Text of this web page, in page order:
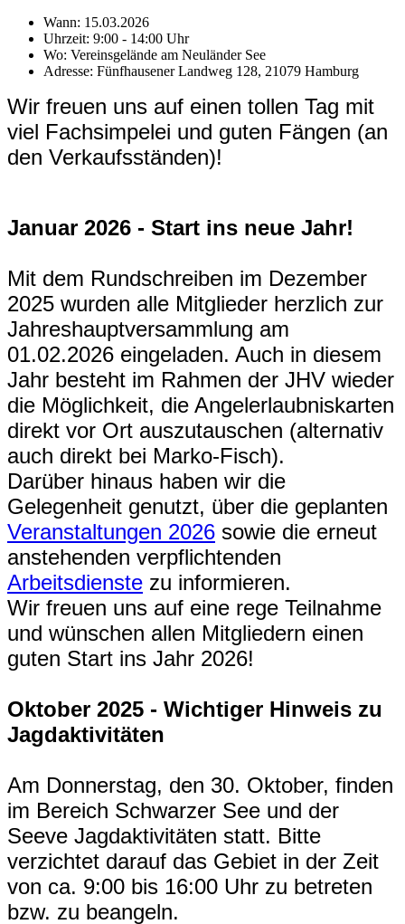
Wann: 15.03.2026
Uhrzeit: 9:00 - 14:00 Uhr
Wo: Vereinsgelände am Neuländer See
Adresse: Fünfhausener Landweg 128, 21079 Hamburg
Wir freuen uns auf einen tollen Tag mit
viel Fachsimpelei und guten Fängen (an
den Verkaufsständen)!
Januar 2026 - Start ins neue Jahr!
Mit dem Rundschreiben im Dezember
2025 wurden alle Mitglieder herzlich zur
Jahreshauptversammlung am
01.02.2026 eingeladen. Auch in diesem
Jahr besteht im Rahmen der JHV wieder
die Möglichkeit, die Angelerlaubniskarten
direkt vor Ort auszutauschen (alternativ
auch direkt bei Marko-Fisch).
Darüber hinaus haben wir die
Gelegenheit genutzt, über die geplanten
Veranstaltungen 2026 sowie die erneut
anstehenden verpflichtenden
Arbeitsdienste zu informieren.
Wir freuen uns auf eine rege Teilnahme
und wünschen allen Mitgliedern einen
guten Start ins Jahr 2026!
Oktober 2025 - Wichtiger Hinweis zu
Jagdaktivitäten
Am Donnerstag, den 30. Oktober, finden
im Bereich Schwarzer See und der
Seeve Jagdaktivitäten statt. Bitte
verzichtet darauf das Gebiet in der Zeit
von ca. 9:00 bis 16:00 Uhr zu betreten
bzw. zu beangeln.